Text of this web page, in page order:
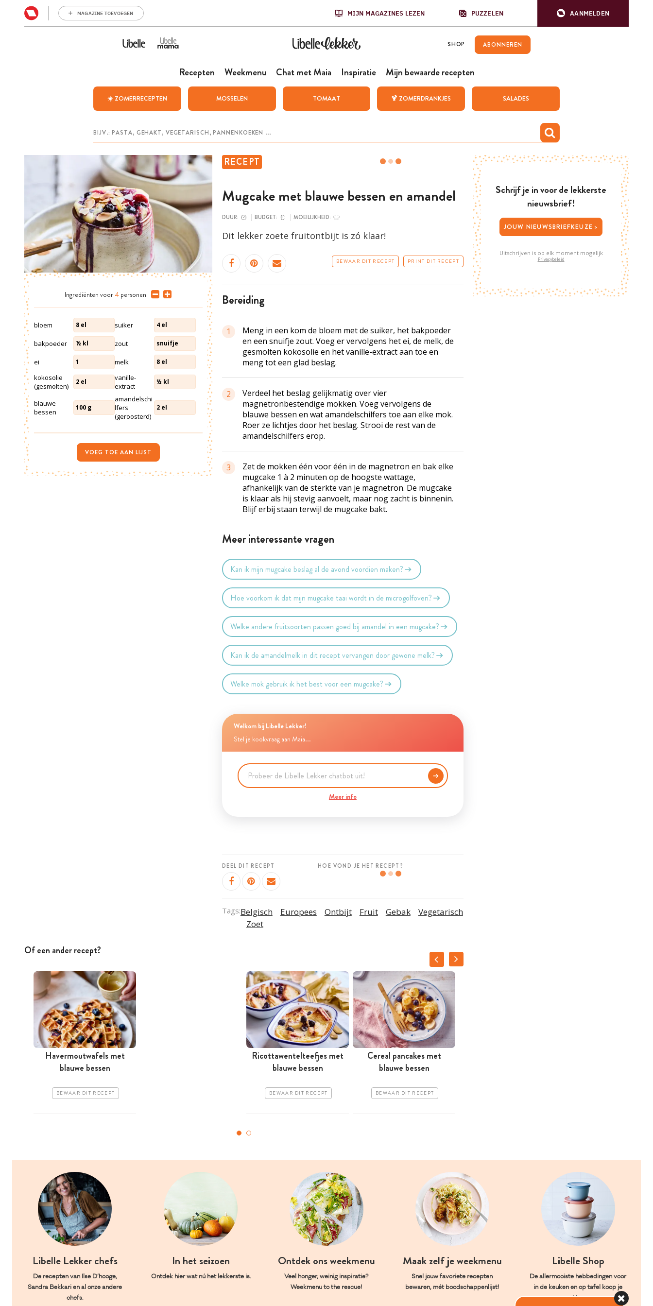
MAGAZINE TOEVOEGEN MIJN MAGAZINES LEZEN PUZZELEN AANMELDEN
SHOP ABONNEREN
Recepten Weekmenu Chat met Maia Inspiratie Mijn bewaarde recepten
☀️ ZOMERRECEPTEN MOSSELEN TOMAAT 🍹 ZOMERDRANKJES SALADES
RECEPT
Mugcake met blauwe bessen en amandel
DUUR: BUDGET: MOEILIJKHEID:
Dit lekker zoete fruitontbijt is zó klaar!
BEWAAR DIT RECEPT PRINT DIT RECEPT
bereiding
1
Meng in een kom de bloem met de suiker, het bakpoeder
en een snuifje zout. Voeg er vervolgens het ei, de melk, de
gesmolten kokosolie en het vanille-extract aan toe en
meng tot een glad beslag.
2
Verdeel het beslag gelijkmatig over vier
magnetronbestendige mokken. Voeg vervolgens de
blauwe bessen en wat amandelschilfers toe aan elke mok.
Roer ze lichtjes door het beslag. Strooi de rest van de
amandelschilfers erop.
3
Zet de mokken één voor één in de magnetron en bak elke
mugcake 1 à 2 minuten op de hoogste wattage,
afhankelijk van de sterkte van je magnetron. De mugcake
is klaar als hij stevig aanvoelt, maar nog zacht is binnenin.
Blijf erbij staan terwijl de mugcake bakt.
Meer interessante vragen
Kan ik mijn mugcake beslag al de avond voordien maken?
Hoe voorkom ik dat mijn mugcake taai wordt in de microgolfoven?
Welke andere fruitsoorten passen goed bij amandel in een mugcake?
Kan ik de amandelmelk in dit recept vervangen door gewone melk?
Welke mok gebruik ik het best voor een mugcake?
Welkom bij Libelle Lekker!
Stel je kookvraag aan Maia...
Meer info
DEEL DIT RECEPT HOE VOND JE HET RECEPT?
Tags:Belgisch Europees Ontbijt Fruit Gebak
Vegetarisch
Zoet
Ingrediënten voor 4 personen
bloem 8 el suiker 4 el
bakpoeder ½ kl zout snuifje
ei 1 melk 8 el
kokosolie
(gesmolten)
2 el
vanille-
extract
½ kl
blauwe
bessen
100 g
amandelschi
lfers
(geroosterd)
2 el
VOEG TOE AAN LIJST
Of een ander recept?
Havermoutwafels met
blauwe bessen
BEWAAR DIT RECEPT
Ricottawentelteefjes met
blauwe bessen
BEWAAR DIT RECEPT
Cereal pancakes met
blauwe bessen
BEWAAR DIT RECEPT
Schrijf je in voor de lekkerste
nieuwsbrief!
JOUW NIEUWSBRIEFKEUZE >
Uitschrijven is op elk moment mogelijk
Privacybeleid
Libelle Lekker chefs
De recepten van Ilse D’hooge,
Sandra Bekkari en al onze andere
chefs.
In het seizoen
Ontdek hier wat nú het lekkerste is.
Ontdek ons weekmenu
Veel honger, weinig inspiratie?
Weekmenu to the rescue!
Maak zelf je weekmenu
Snel jouw favoriete recepten
bewaren, mét boodschappenlijst!
Libelle Shop
De allermooiste hebbedingen voor
in de keuken en op tafel koop je
hier.